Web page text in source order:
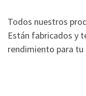
Todos nuestros
Están fabricados y
rendimiento para tu